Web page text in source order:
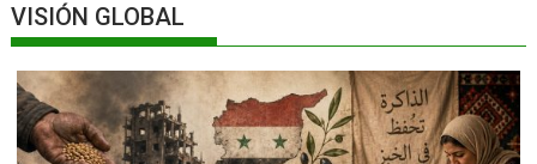
VISIÓN GLOBAL